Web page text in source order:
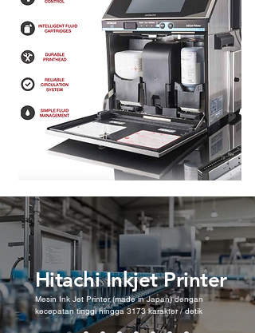
Hitachi Inkjet Printer
Mesin Ink Jet Printer (made in Japan) dengan
kecepatan tinggi hingga 3173 karakter / detik